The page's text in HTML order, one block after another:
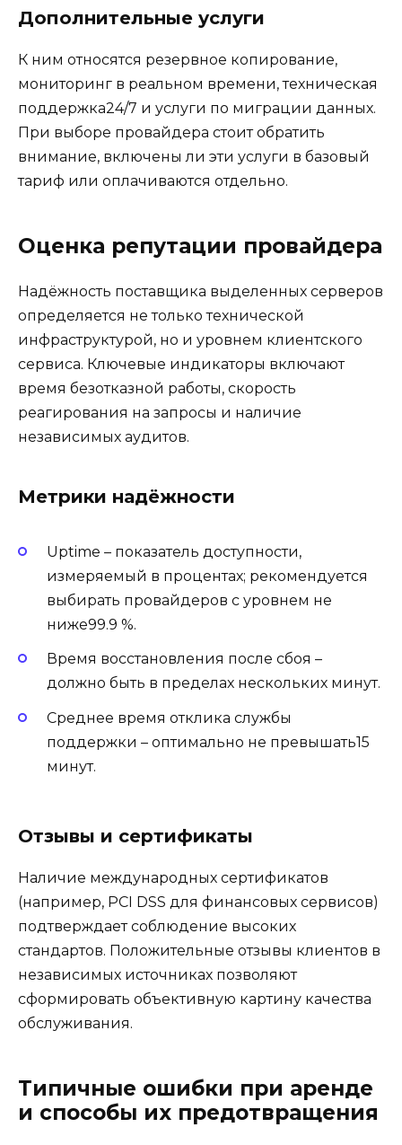
Дополнительные услуги
К ним относятся резервное копирование,
мониторинг в реальном времени, техническая
поддержка24/7 и услуги по миграции данных.
При выборе провайдера стоит обратить
внимание, включены ли эти услуги в базовый
тариф или оплачиваются отдельно.
Оценка репутации провайдера
Надёжность поставщика выделенных серверов
определяется не только технической
инфраструктурой, но и уровнем клиентского
сервиса. Ключевые индикаторы включают
время безотказной работы, скорость
реагирования на запросы и наличие
независимых аудитов.
Метрики надёжности
Uptime – показатель доступности,
измеряемый в процентах; рекомендуется
выбирать провайдеров с уровнем не
ниже99.9 %.
Время восстановления после сбоя –
должно быть в пределах нескольких минут.
Среднее время отклика службы
поддержки – оптимально не превышать15
минут.
Отзывы и сертификаты
Наличие международных сертификатов
(например, PCI DSS для финансовых сервисов)
подтверждает соблюдение высоких
стандартов. Положительные отзывы клиентов в
независимых источниках позволяют
сформировать объективную картину качества
обслуживания.
Типичные ошибки при аренде
и способы их предотвращения